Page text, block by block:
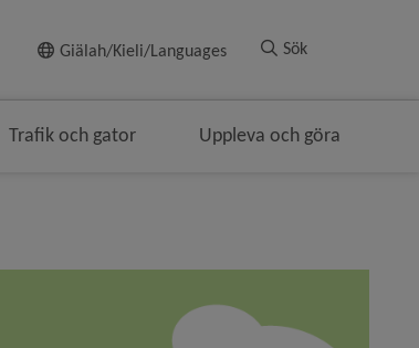
Giälah/Kieli/Languages Sök
Trafik och gator Uppleva och göra